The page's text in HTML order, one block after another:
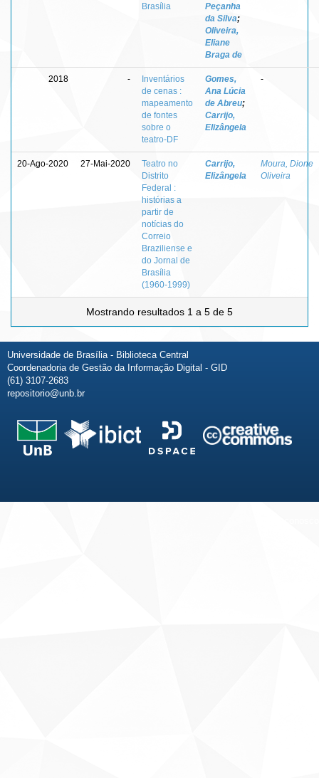
Brasília
Peçanha
da Silva;
Oliveira,
Eliane
Braga de
2018 -
Inventários
de cenas :
mapeamento
de fontes
sobre o
teatro-DF
Gomes,
Ana Lúcia
de Abreu;
Carrijo,
Elizângela
-
20-Ago-2020 27-Mai-2020
Teatro no
Distrito
Federal :
histórias a
partir de
notícias do
Correio
Braziliense e
do Jornal de
Brasília
(1960-1999)
Carrijo,
Elizângela
Moura, Dione
Oliveira
Mostrando resultados 1 a 5 de 5
Universidade de Brasília - Biblioteca Central
Coordenadoria de Gestão da Informação Digital - GID
(61) 3107-2683
repositorio@unb.br